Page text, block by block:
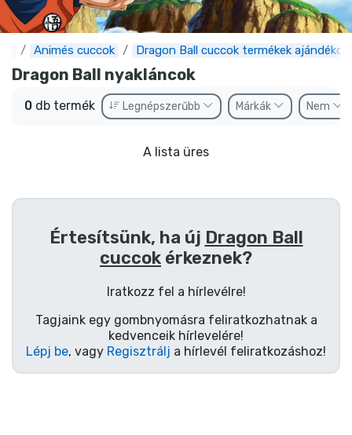
Animés cuccok Dragon Ball cuccok termékek ajándékok
Dragon Ball nyakláncok
0 db termék Legnépszerűbb Márkák Nem
A lista üres
Értesítsünk, ha új Dragon Ball
cuccok érkeznek?
Iratkozz fel a hírlevélre!
Tagjaink egy gombnyomásra feliratkozhatnak a
kedvenceik hírlevelére!
Lépj be, vagy Regisztrálj a hírlevél feliratkozáshoz!
Akciós ajánlatok
Express szállítás
Előrendelhető cuccok
Outlet cuccok
Sorozatos cuccok
Filmes cuccok
Mesés cuccok
Animés cuccok